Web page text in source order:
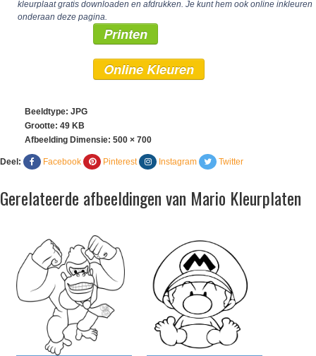
kleurplaat gratis downloaden en afdrukken. Je kunt hem ook online inkleuren
onderaan deze pagina.
Printen
Online Kleuren
Beeldtype: JPG
Grootte: 49 KB
Afbeelding Dimensie: 500 × 700
Deel: Facebook Pinterest Instagram Twitter
Gerelateerde afbeeldingen van Mario Kleurplaten